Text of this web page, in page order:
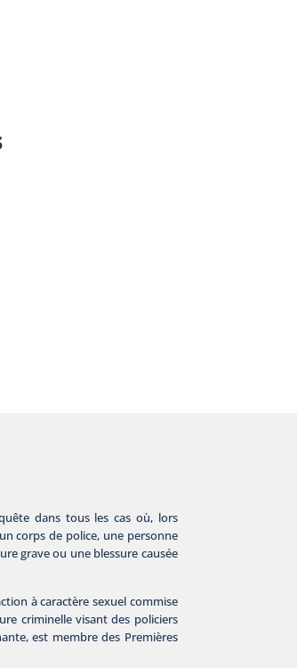
dans tous les cas où, lors
corps de police, une personne
grave ou une blessure causée
à caractère sexuel commise
criminelle visant des policiers
est membre des Premières